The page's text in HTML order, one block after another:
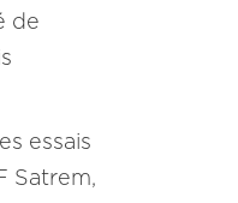
de
essais
Satrem,